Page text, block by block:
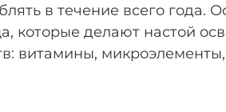
в течение всего года.
которые делают настой
витамины,